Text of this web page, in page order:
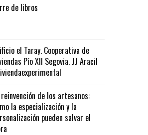
de libros
el Taray. Cooperativa de
Pío XII Segovia. JJ Aracil
reinvención de los artesanos:
la especialización y la
pueden salvar el